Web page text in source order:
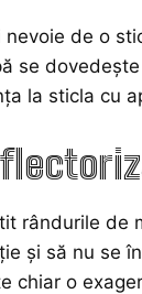
de o
se
la sticla cu
rândurile de
și să nu se
chiar o